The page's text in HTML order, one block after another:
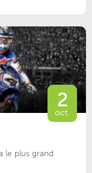
2
oct.
le plus grand